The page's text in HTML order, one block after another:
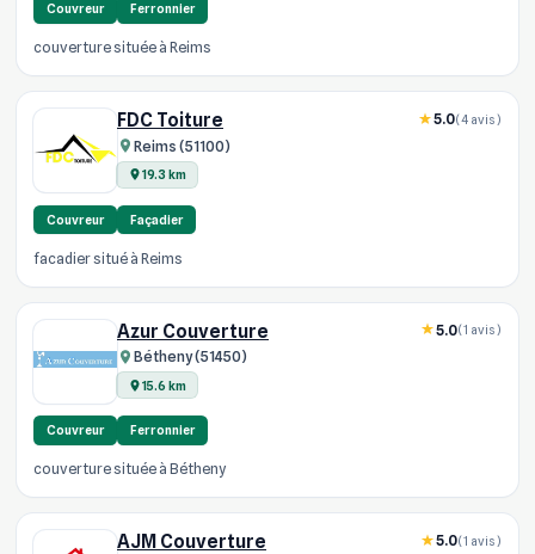
Couvreur Ferronnier
couverture située à Reims
FDC Toiture
Reims (51100)
19.3 km
5.0(4 avis)
Couvreur Façadier
facadier situé à Reims
Azur Couverture
Bétheny (51450)
15.6 km
5.0(1 avis)
Couvreur Ferronnier
couverture située à Bétheny
AJM Couverture 5.0(1 avis)